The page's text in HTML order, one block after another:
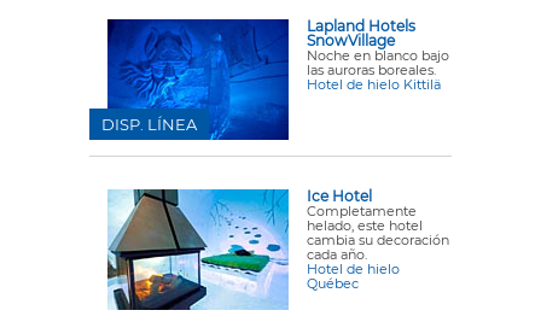
Lapland Hotels
SnowVillage
Noche en blanco bajo
las auroras boreales.
Hotel de hielo Kittilä
DISP. LÍNEA
Ice Hotel
Completamente
helado, este hotel
cambia su decoración
cada año.
Hotel de hielo
Québec